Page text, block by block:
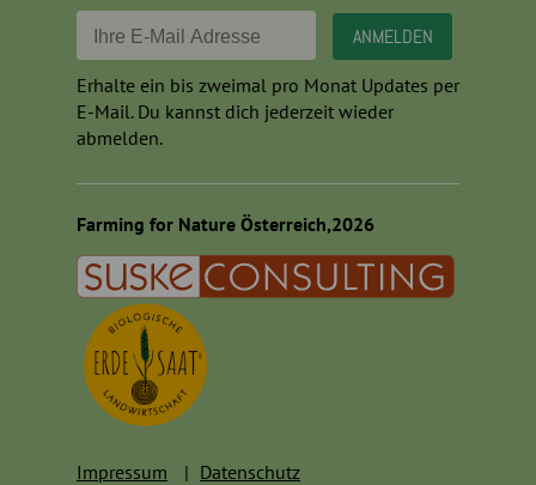
Erhalte ein bis zweimal pro Monat Updates per
E-Mail. Du kannst dich jederzeit wieder
abmelden.
Farming for Nature Österreich,2026
Impressum Datenschutz